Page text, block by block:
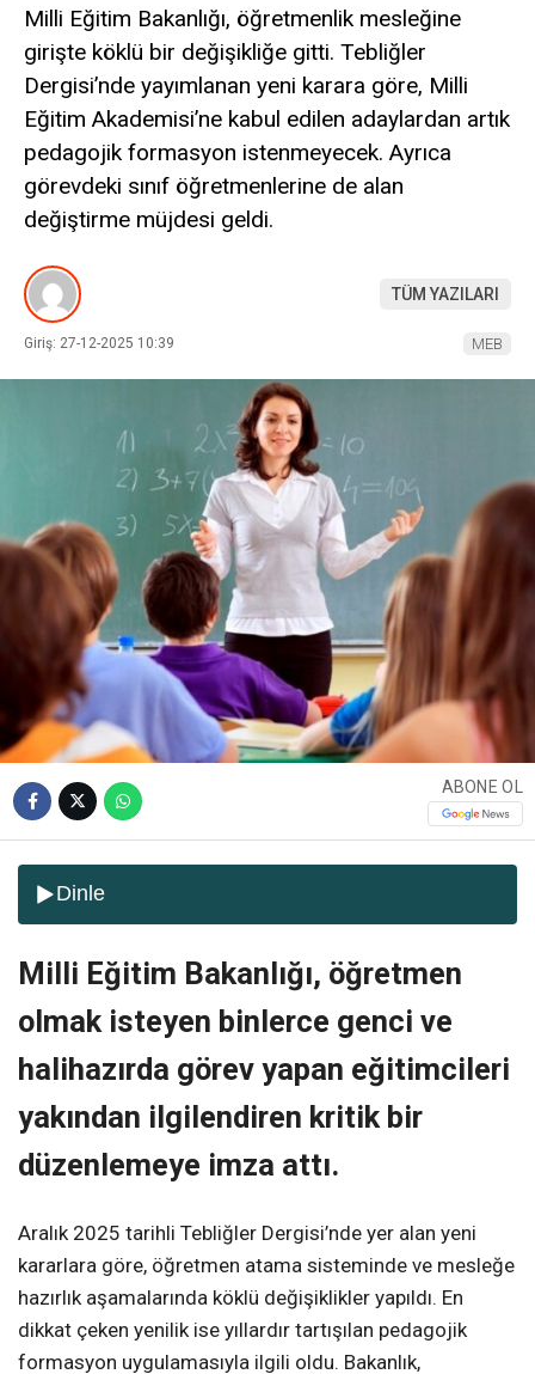
Milli Eğitim Bakanlığı, öğretmenlik mesleğine
girişte köklü bir değişikliğe gitti. Tebliğler
Dergisi’nde yayımlanan yeni karara göre, Milli
Eğitim Akademisi’ne kabul edilen adaylardan artık
pedagojik formasyon istenmeyecek. Ayrıca
görevdeki sınıf öğretmenlerine de alan
değiştirme müjdesi geldi.
TÜM YAZILARI
Giriş: 27-12-2025 10:39 MEB
ABONE OL
Dinle
Milli Eğitim Bakanlığı, öğretmen
olmak isteyen binlerce genci ve
halihazırda görev yapan eğitimcileri
yakından ilgilendiren kritik bir
düzenlemeye imza attı.
Aralık 2025 tarihli Tebliğler Dergisi’nde yer alan yeni
kararlara göre, öğretmen atama sisteminde ve mesleğe
hazırlık aşamalarında köklü değişiklikler yapıldı. En
dikkat çeken yenilik ise yıllardır tartışılan pedagojik
formasyon uygulamasıyla ilgili oldu. Bakanlık,